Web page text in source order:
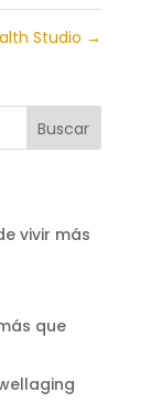
Studio →
Buscar
vivir más
que